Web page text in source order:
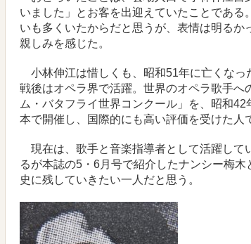
いました」とお客を出迎えていたことである
いも多くいたからだと思うが、表情は明るか
親しみを感じた。
小林伸江は惜しくも、昭和51年に亡くなっ
戦後はオペラ界で活躍。世界のオペラ歌手へ
ム・バタフライ世界コンクール」を、昭和42
本で開催し、国際的にも高い評価を受けた人
現在は、歌手と音楽指導者として活躍して
るが本誌の5・6月号で紹介したナンシー梅木
史に残していきたい一人だと思う。